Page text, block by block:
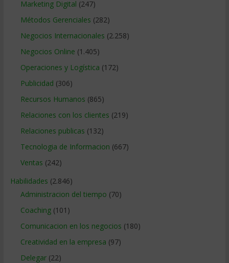
Marketing Digital (247)
Métodos Gerenciales (282)
Negocios Internacionales (2.258)
Negocios Online (1.405)
Operaciones y Logística (172)
Publicidad (306)
Recursos Humanos (865)
Relaciones con los clientes (219)
Relaciones publicas (132)
Tecnologia de Informacion (667)
Ventas (242)
Habilidades (2.846)
Administracion del tiempo (70)
Coaching(101)
Comunicacion en los negocios (180)
Creatividad en la empresa (97)
Delegar(22)